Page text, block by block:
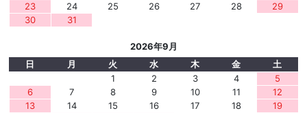
23
24 25 26 27 28
29
30
31
2026年9月
日
月 火 水 木 金
土
1
2 3 4
5
6
7 8 9 10 11
12
13
14 15 16 17 18
19